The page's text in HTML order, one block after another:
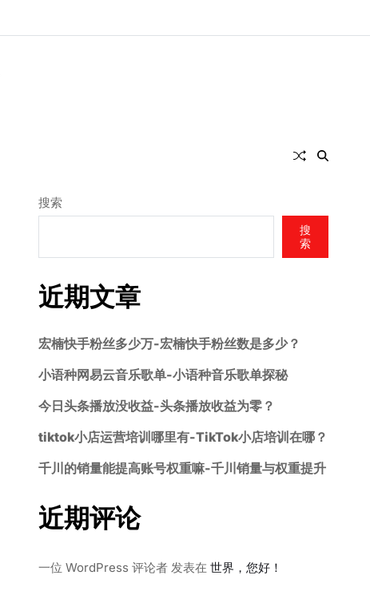
搜索
搜
索
近期文章
宏楠快手粉丝多少万-宏楠快手粉丝数是多少？
小语种网易云音乐歌单-小语种音乐歌单探秘
今日头条播放没收益-头条播放收益为零？
tiktok小店运营培训哪里有-TikTok小店培训在哪？
千川的销量能提高账号权重嘛-千川销量与权重提升
近期评论
一位 WordPress 评论者 发表在 世界，您好！